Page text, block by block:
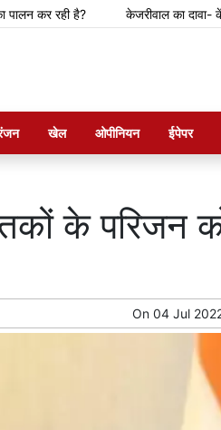
रही है? केजरीवाल का दावा- केंद्र
खेल ओपीनियन ईपेपर
के परिजन
On 04 Jul